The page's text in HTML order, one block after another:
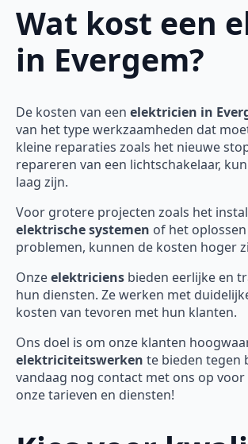
Wat kost een
in Evergem?
De kosten van een elektricien in
van het type werkzaamheden dat
kleine reparaties zoals het nieuwe
repareren van een lichtschakelaar,
laag zijn.
Voor grotere projecten zoals het
elektrische systemen of het
problemen, kunnen de kosten hoger
Onzeelektriciens bieden eerlijke en
hun diensten. Ze werken met
kosten van tevoren met hun klanten.
Ons doel is om onze klanten
elektriciteitswerken te bieden tegen
vandaag nog contact met ons op
onze tarieven en diensten!